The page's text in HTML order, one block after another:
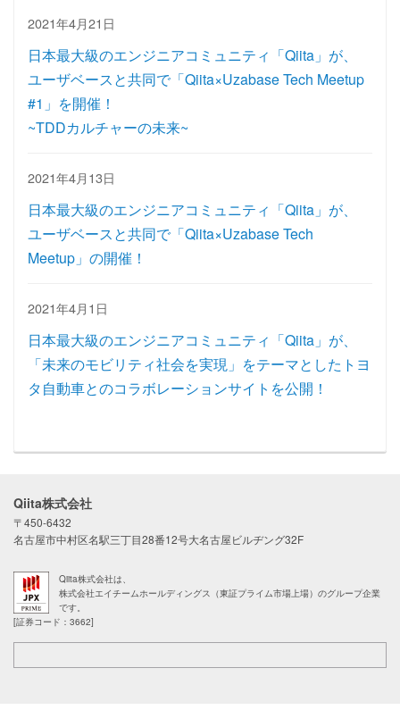
2021年4月21日
日本最大級のエンジニアコミュニティ「Qiita」が、
ユーザベースと共同で「Qiita×Uzabase Tech Meetup
#1」を開催！
~TDDカルチャーの未来~
2021年4月13日
日本最大級のエンジニアコミュニティ「Qiita」が、
ユーザベースと共同で「Qiita×Uzabase Tech
Meetup」の開催！
2021年4月1日
日本最大級のエンジニアコミュニティ「Qiita」が、
「未来のモビリティ社会を実現」をテーマとしたトヨ
タ自動車とのコラボレーションサイトを公開！
Qiita株式会社
〒450-6432
名古屋市中村区名駅三丁目28番12号大名古屋ビルヂング32F
Qiita株式会社は、
株式会社エイチームホールディングス（東証プライム市場上場）のグループ企業
です。
[証券コード：3662]